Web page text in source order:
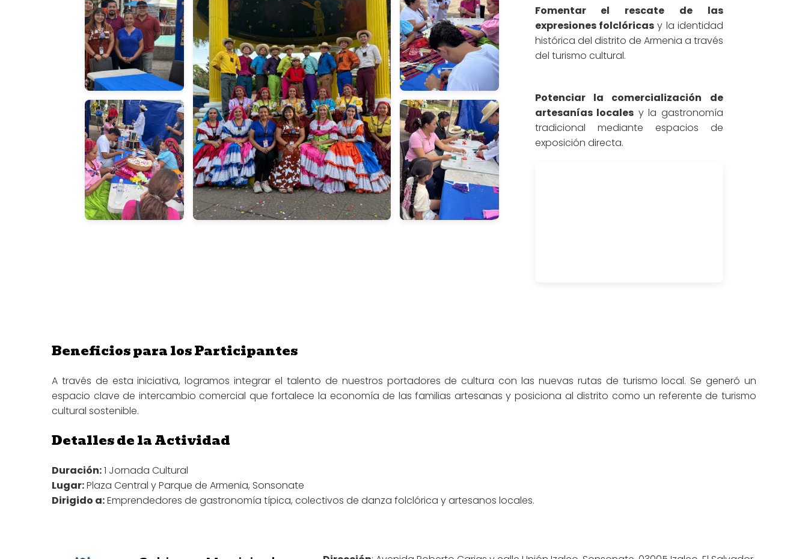
Fomentar el rescate de las
expresiones folclóricasy la identidad
histórica del distrito de Armenia a través
del turismo cultural.
Potenciar la comercialización de
artesanías locales y la gastronomía
tradicional mediante espacios de
exposición directa.
Beneficios para los Participantes
A través de esta iniciativa, logramos integrar el talento de nuestros portadores de cultura con las nuevas rutas de turismo local. Se generó un
espacio clave de intercambio comercial que fortalece la economía de las familias artesanas y posiciona al distrito como un referente de turismo
cultural sostenible.
Detalles de la Actividad
Duración:1 Jornada Cultural
Lugar:Plaza Central y Parque de Armenia, Sonsonate
Dirigido a:Emprendedores de gastronomía típica, colectivos de danza folclórica y artesanos locales.